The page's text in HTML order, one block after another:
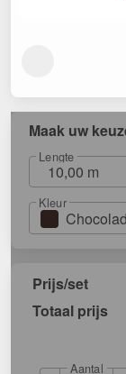
Maak uw
Lengte
10,00 m
Kleur
Prijs/set
Totaal prijs
Aantal